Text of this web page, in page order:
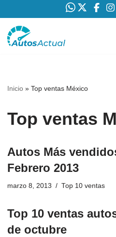
Saltar
Inicio » Top ventas México
Top ventas
Autos Más
Febrero 2013
marzo 8, 2013 Top 10 ventas
Top 10 ventas
de octubre